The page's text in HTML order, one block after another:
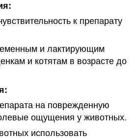
к препарату
и лактирующим
и котятам в возрасте до
на поврежденную
ощущения у животных.
использовать